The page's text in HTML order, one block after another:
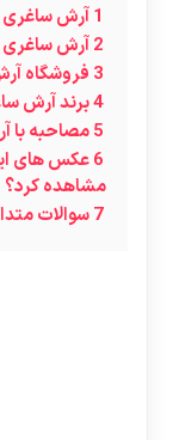
1آرش
2آرش ساغری
3 فروشگاه
4برند آرش
5مصاحبه با
6عکس های
مشاهده کرد؟
7سوالات